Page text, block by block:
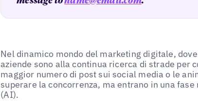
Nel dinamico mondo del marketing digitale,
aziende sono alla continua ricerca di strade per
maggior numero di post sui social media o le
superare la concorrenza, ma entrano in una
(AI).